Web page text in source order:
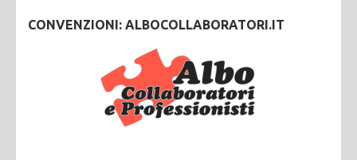
CONVENZIONI: ALBOCOLLABORATORI.IT